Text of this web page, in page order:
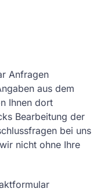
Anfragen
aus dem
Ihnen dort
Bearbeitung der
bei uns
nicht ohne Ihre